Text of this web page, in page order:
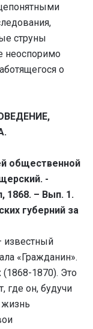
струны
неоспоримо
о
общественной
-
1868. – Вып. 1.
губерний за
известный
«Гражданин».
1870). Это
где он, будучи